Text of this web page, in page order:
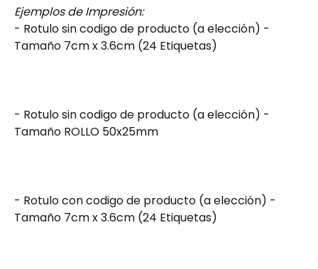
Ejemplos de Impresión:
- Rotulo sin codigo de producto (a elección) -
Tamaño 7cm x 3.6cm (24 Etiquetas)
- Rotulo sin codigo de producto (a elección) -
Tamaño ROLLO 50x25mm
- Rotulo con codigo de producto (a elección) -
Tamaño 7cm x 3.6cm (24 Etiquetas)